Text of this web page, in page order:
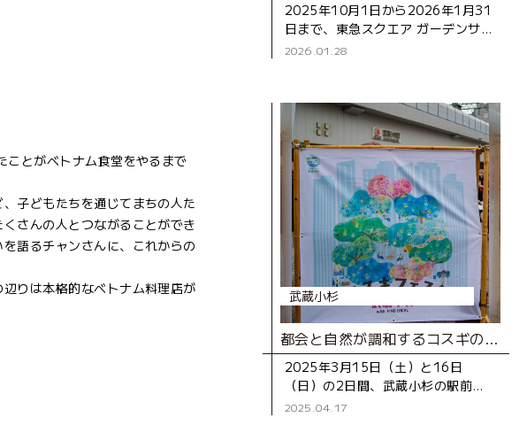
とがベトナム食堂をやるまで
子どもたちを通じてまちの人た
さんの人とつながることができ
語るチャンさんに、これからの
りは本格的なベトナム料理店が
2025年10月1日から2026年1月31
日まで、東急スクエア ガーデンサイ
ト アネックス館1階の
2026.01.28
武蔵小杉
都会と自然が調和するコスギの魅力をグランピング気分で堪能！「街スキフェスタ THE 武蔵小杉 with FIND LOCAL」レポート
2025年3月15日（土）と16日
（日）の2日間、武蔵小杉の駅前広
場「こすぎコアパーク」にて、「街
2025.04.17